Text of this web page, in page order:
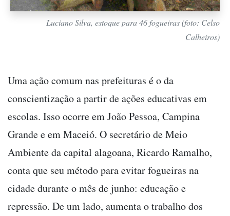
Luciano Silva, estoque para 46 fogueiras (foto: Celso
Calheiros)
Uma ação comum nas prefeituras é o da
conscientização a partir de ações educativas em
escolas. Isso ocorre em João Pessoa, Campina
Grande e em Maceió. O secretário de Meio
Ambiente da capital alagoana, Ricardo Ramalho,
conta que seu método para evitar fogueiras na
cidade durante o mês de junho: educação e
repressão. De um lado, aumenta o trabalho dos